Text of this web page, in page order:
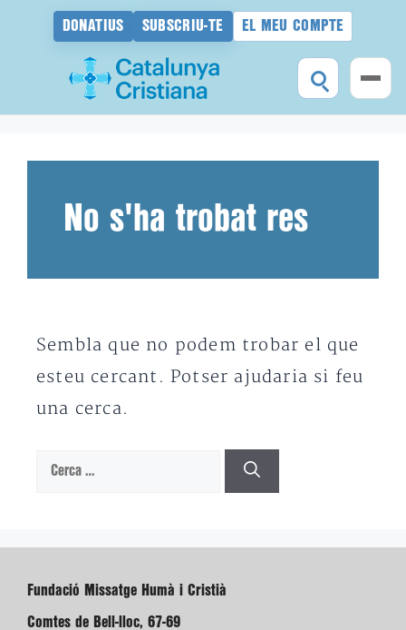
DONATIUS SUBSCRIU-TE EL MEU COMPTE
No s'ha trobat res
Sembla que no podem trobar el que
esteu cercant. Potser ajudaria si feu
una cerca.
Cerca:
Fundació Missatge Humà i Cristià
Comtes de Bell-lloc, 67-69